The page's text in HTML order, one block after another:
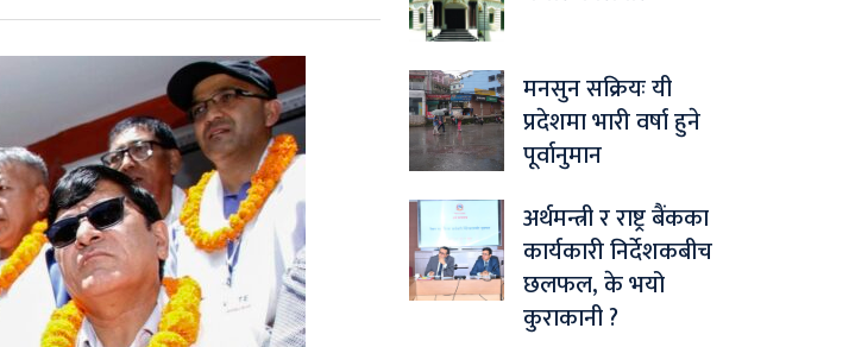
मनसुन सक्रियः यी
प्रदेशमा भारी वर्षा हुने
पूर्वानुमान
अर्थमन्त्री र राष्ट्र बैंकका
कार्यकारी निर्देशकबीच
छलफल, के भयो
कुराकानी ?